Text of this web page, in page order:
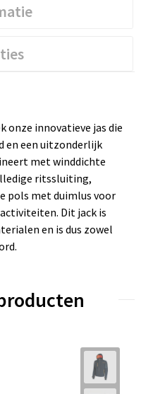
onze innovatieve jas die
en een uitzonderlijk
met winddichte
ritssluiting,
pols met duimlus voor
Dit jack is
en is dus zowel